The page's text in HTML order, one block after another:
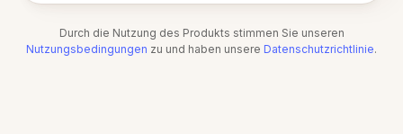
Durch die Nutzung des Produkts stimmen Sie unseren
Nutzungsbedingungen zu und haben unsere Datenschutzrichtlinie.